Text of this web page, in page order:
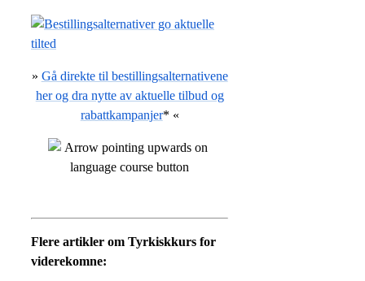
» Gå direkte til bestillingsalternativene
her og dra nytte av aktuelle tilbud og
rabattkampanjer* «
Flere artikler om Tyrkiskkurs for
viderekomne: